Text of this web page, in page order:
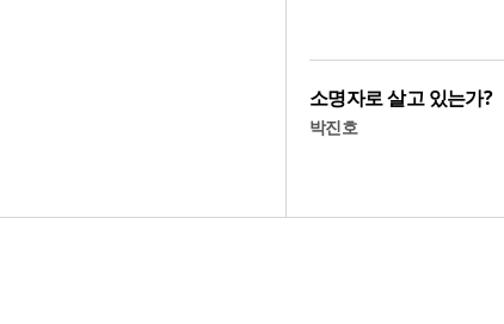
소명자로 살고 있는가?
박진호